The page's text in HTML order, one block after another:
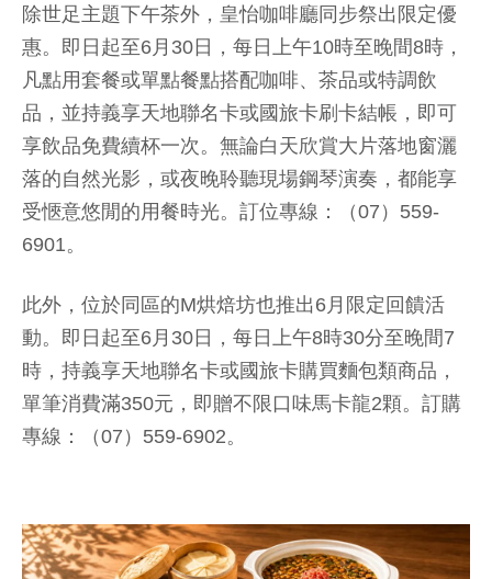
除世足主題下午茶外，皇怡咖啡廳同步祭出限定優
惠。即日起至6月30日，每日上午10時至晚間8時，
凡點用套餐或單點餐點搭配咖啡、茶品或特調飲
品，並持義享天地聯名卡或國旅卡刷卡結帳，即可
享飲品免費續杯一次。無論白天欣賞大片落地窗灑
落的自然光影，或夜晚聆聽現場鋼琴演奏，都能享
受愜意悠閒的用餐時光。訂位專線：（07）559-
6901。
此外，位於同區的M烘焙坊也推出6月限定回饋活
動。即日起至6月30日，每日上午8時30分至晚間7
時，持義享天地聯名卡或國旅卡購買麵包類商品，
單筆消費滿350元，即贈不限口味馬卡龍2顆。訂購
專線：（07）559-6902。